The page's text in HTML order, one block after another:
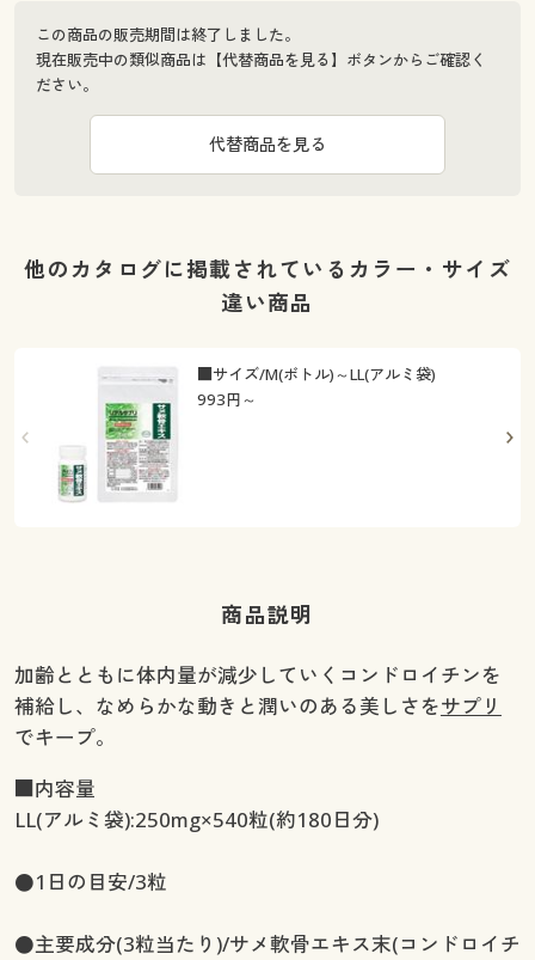
この商品の販売期間は終了しました。
現在販売中の類似商品は【代替商品を見る】ボタンからご確認く
ださい。
代替商品を見る
他のカタログに掲載されているカラー・サイズ
違い商品
993円～
■サイズ/M(ボトル)～LL(アルミ袋)
商品説明
加齢とともに体内量が減少していくコンドロイチンを
補給し、なめらかな動きと潤いのある美しさをサプリ
でキープ。
■内容量
LL(アルミ袋):250mg×540粒(約180日分)
●1日の目安/3粒
●主要成分(3粒当たり)/サメ軟骨エキス末(コンドロイチ